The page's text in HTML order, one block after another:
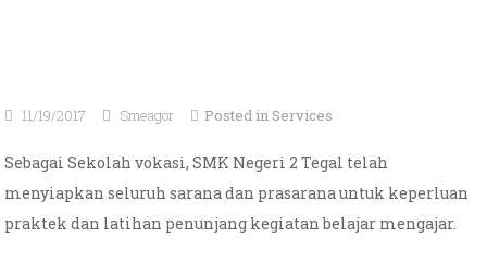
11/19/2017 Smeagor Posted in Services
Sebagai Sekolah vokasi, SMK Negeri 2 Tegal telah
menyiapkan seluruh sarana dan prasarana untuk keperluan
praktek dan latihan penunjang kegiatan belajar mengajar.